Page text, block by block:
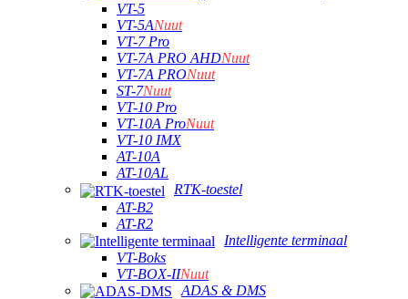
VT-5
VT-5ANuut
VT-7 Pro
VT-7A PRO AHDNuut
VT-7A PRONuut
ST-7Nuut
VT-10 Pro
VT-10A ProNuut
VT-10 IMX
AT-10A
AT-10AL
RTK-toestel
AT-B2
AT-R2
Intelligente terminaal
VT-Boks
VT-BOX-IINuut
ADAS & DMS